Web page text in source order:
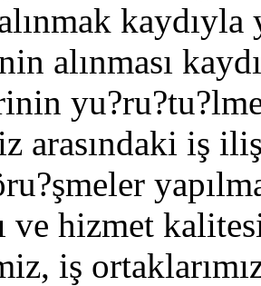
alınması
arasındaki iş
ve hizmet
iş